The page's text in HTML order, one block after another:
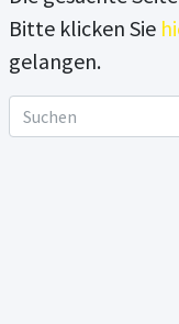
Bitte klicken Sie
gelangen.